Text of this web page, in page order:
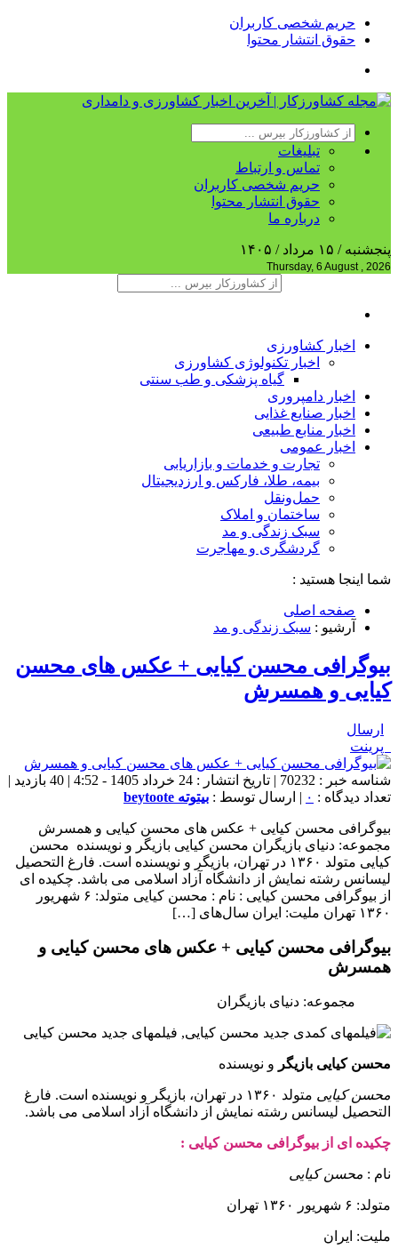
حریم شخصی کاربران
حقوق انتشار محتوا
تبلیغات
تماس و ارتباط
حریم شخصی کاربران
حقوق انتشار محتوا
درباره ما
پنجشنبه / ۱۵ مرداد / ۱۴۰۵
Thursday, 6 August , 2026
اخبار کشاورزی
اخبار تکنولوژی کشاورزی
گیاه پزشکی و طب سنتی
اخبار دامپروری
اخبار صنایع غذایی
اخبار منابع طبیعی
اخبار عمومی
تجارت و خدمات و بازاریابی
بیمه، طلا، فارکس و ارزدیجیتال
حمل‌و‌نقل
ساختمان و املاک
سبک زندگی و مد
گردشگری و مهاجرت
شما اینجا هستید :
صفحه اصلی
آرشیو : سبک زندگی و مد
بیوگرافی محسن کیایی + عکس های محسن
کیایی و همسرش
ارسال
پرینت
شناسه خبر : 70232 | تاریخ انتشار : 24 خرداد 1405 - 4:52 | 40 بازدید |
تعداد دیدگاه : ۰ | ارسال توسط : بیتوته beytoote
بیوگرافی محسن کیایی + عکس های محسن کیایی و همسرش
مجموعه: دنیای بازیگران محسن کیایی بازیگر و نویسنده محسن
کیایی متولد ۱۳۶۰ در تهران، بازیگر و نویسنده است. فارغ التحصیل
لیسانس رشته نمایش از دانشگاه آزاد اسلامی می باشد. چکیده ای
از بیوگرافی محسن کیایی : نام : محسن کیایی متولد: ۶ شهریور
۱۳۶۰ تهران ملیت: ایران سال‌های […]
بیوگرافی محسن کیایی + عکس های محسن کیایی و
همسرش
مجموعه: دنیای بازیگران
محسن کیایی بازیگر و نویسنده
محسن کیایی
متولد ۱۳۶۰ در تهران، بازیگر و نویسنده است. فارغ
التحصیل لیسانس رشته نمایش از دانشگاه آزاد اسلامی می باشد.
چکیده ای از بیوگرافی محسن کیایی :
نام : محسن کیایی
متولد: ۶ شهریور ۱۳۶۰ تهران
ملیت: ایران